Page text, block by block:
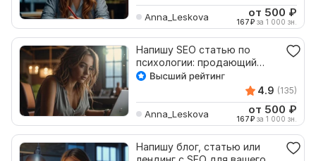
Anna_Leskova от 500 ₽
167₽ за 1 000 зн.
Напишу SEO статью по
психологии: продающий
текст для сайта, блог, дзен
4.9 (135)
Anna_Leskova от 500 ₽
167₽ за 1 000 зн.
Напишу блог, статью или